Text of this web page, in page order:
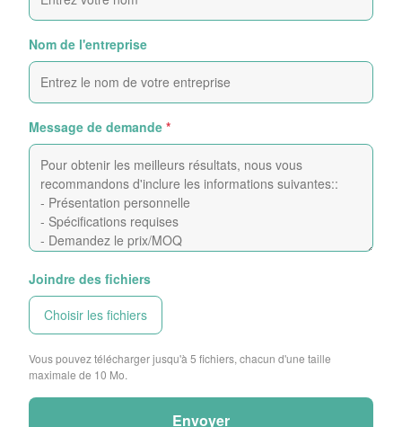
Nom de l'entreprise
Message de demande *
Joindre des fichiers
Choisir les fichiers
Vous pouvez télécharger jusqu'à 5 fichiers, chacun d'une taille
maximale de 10 Mo.
Envoyer